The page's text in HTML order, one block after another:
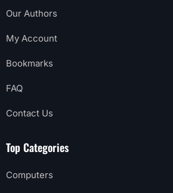
Our Authors
My Account
Bookmarks
FAQ
Contact Us
Top Categories
Computers